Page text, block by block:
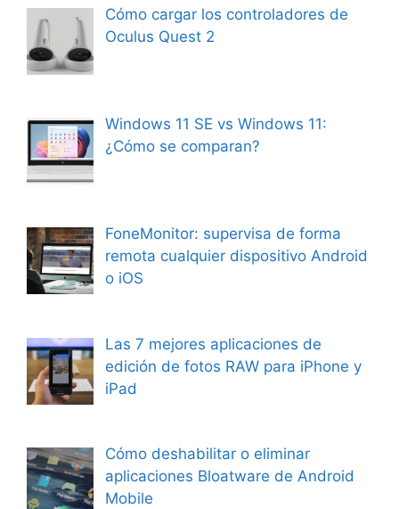
Cómo cargar los controladores de
Oculus Quest 2
Windows 11 SE vs Windows 11:
¿Cómo se comparan?
FoneMonitor: supervisa de forma
remota cualquier dispositivo Android
o iOS
Las 7 mejores aplicaciones de
edición de fotos RAW para iPhone y
iPad
Cómo deshabilitar o eliminar
aplicaciones Bloatware de Android
Mobile